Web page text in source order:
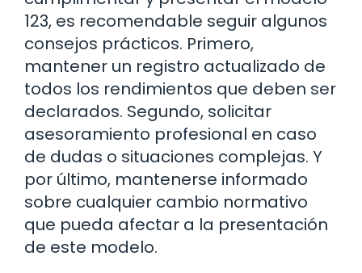
123, es recomendable seguir algunos
consejos prácticos. Primero,
mantener un registro actualizado de
todos los rendimientos que deben ser
declarados. Segundo, solicitar
asesoramiento profesional en caso
de dudas o situaciones complejas. Y
por último, mantenerse informado
sobre cualquier cambio normativo
que pueda afectar a la presentación
de este modelo.